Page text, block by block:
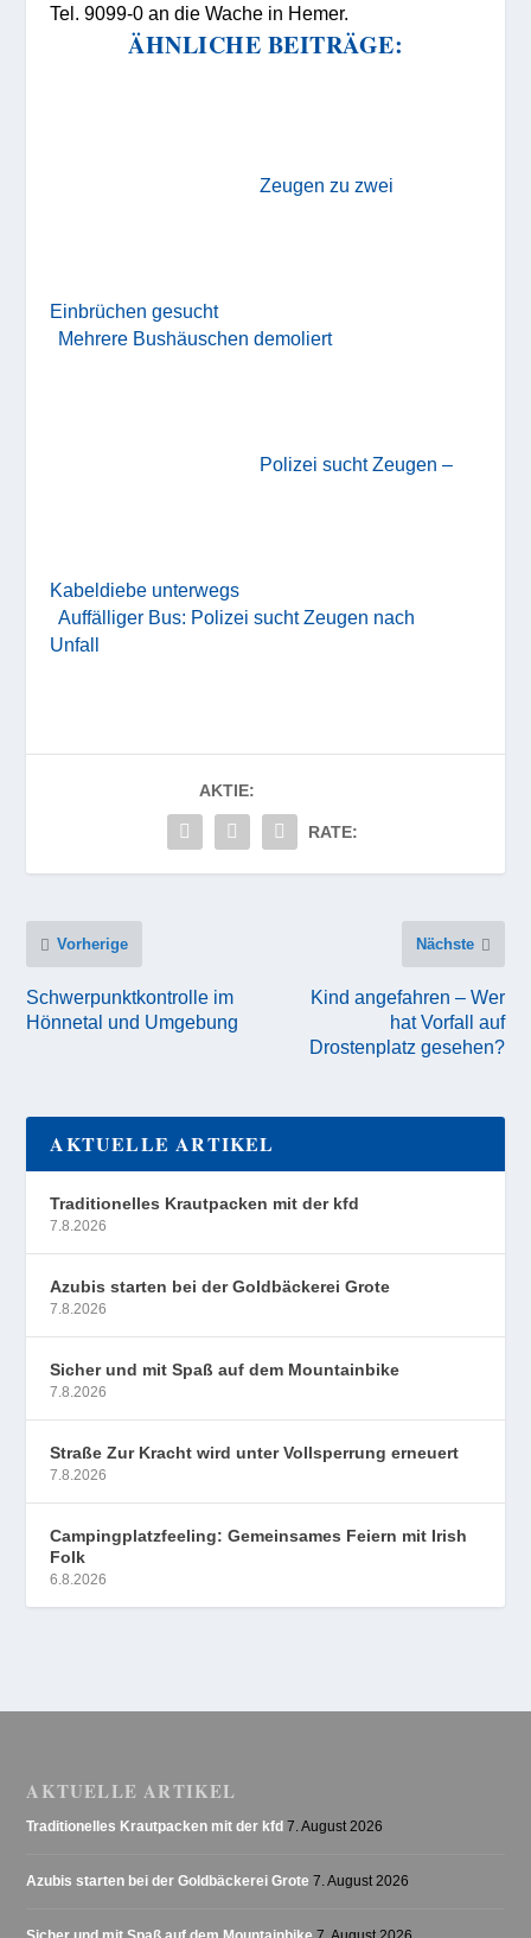
Tel. 9099-0 an die Wache in Hemer.
ÄHNLICHE BEITRÄGE:
Zeugen zu zwei
Einbrüchen gesucht
Mehrere Bushäuschen demoliert
Polizei sucht Zeugen –
Kabeldiebe unterwegs
Auffälliger Bus: Polizei sucht Zeugen nach
Unfall
AKTIE:
RATE:
Vorherige
Schwerpunktkontrolle im
Hönnetal und Umgebung
Nächste
Kind angefahren – Wer
hat Vorfall auf
Drostenplatz gesehen?
AKTUELLE ARTIKEL
Traditionelles Krautpacken mit der kfd
7.8.2026
Azubis starten bei der Goldbäckerei Grote
7.8.2026
Sicher und mit Spaß auf dem Mountainbike
7.8.2026
Straße Zur Kracht wird unter Vollsperrung erneuert
7.8.2026
Campingplatzfeeling: Gemeinsames Feiern mit Irish
Folk
6.8.2026
AKTUELLE ARTIKEL
Traditionelles Krautpacken mit der kfd 7. August 2026
Azubis starten bei der Goldbäckerei Grote 7. August 2026